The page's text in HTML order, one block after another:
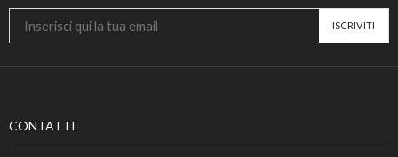
CONTATTI